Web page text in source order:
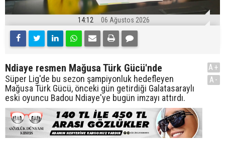
14:12 06 Ağustos 2026
Ndiaye resmen Mağusa Türk Gücü'nde
Süper Lig'de bu sezon şampiyonluk hedefleyen
Mağusa Türk Gücü, önceki gün getirdiği Galatasaraylı
eski oyuncu Badou Ndiaye'ye bugün imzayı attırdı.
A+
A-